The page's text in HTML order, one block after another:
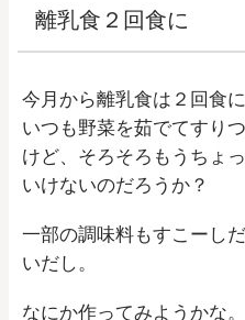
離乳食２回食に
今月から離乳食は２回食に
いつも野菜を茹でてすり
けど、そろそろもうちょ
いけないのだろうか？
一部の調味料もすこーし
いだし。
なにか作ってみようかな。